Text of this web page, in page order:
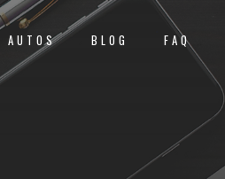
AUTOS BLOG FAQ